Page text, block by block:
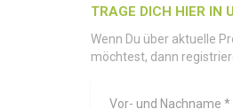
TRAGE DICH HIER IN
Wenn Du über aktuelle
möchtest, dann